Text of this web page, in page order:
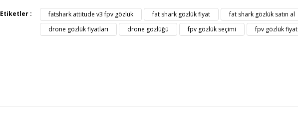
Yorum Yaz
Ürün resmi kalitesiz, bozuk veya görüntülenemiyor.
Ürün açıklamasında eksik bilgiler bulunuyor.
Etiketler : fatshark attitude v3 fpv gözlük fat shark gözlük fiyat fat shark gözlük satın al
drone gözlük fiyatları
drone gözlüğü fpv gözlük seçimi fpv gözlük fiyat